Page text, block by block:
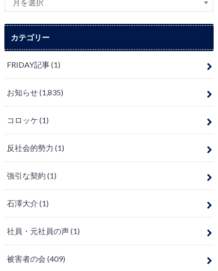
カテゴリー
FRIDAY記事(1)
お知らせ(1,835)
コロッケ (1)
反社会的勢力 (1)
強引な契約 (1)
石澤大介 (1)
社員・元社員の声(1)
被害者の会 (409)